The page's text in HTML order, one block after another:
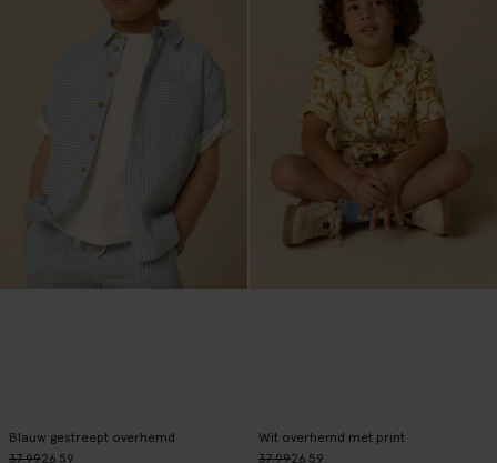
Blauw gestreept overhemd
37.9926.59
Wit overhemd met print
37.9926.59